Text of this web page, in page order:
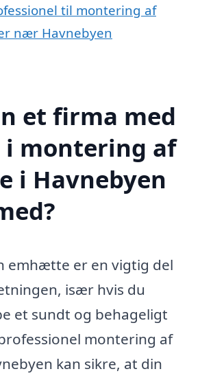
til montering af
nær Havnebyen
et firma med
i montering af
i Havnebyen
emhætte er en vigtig del
især hvis du
et sundt og behageligt
montering af
kan sikre, at din